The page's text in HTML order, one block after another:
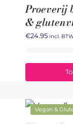
Proeverij
&
€24.95 incl.
Vegan &